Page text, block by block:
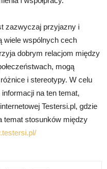
zazwyczaj przyjazny i
wiele wspólnych cech
dobrym relacjom między
mogą
i stereotypy. W celu
na ten temat,
Testersi.pl, gdzie
temat stosunków między